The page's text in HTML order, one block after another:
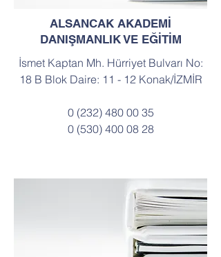
ALSANCAK AKADEMİ
DANIŞMANLIK VE EĞİTİM
İsmet Kaptan Mh. Hürriyet Bulvarı No:
18 B Blok Daire: 11 - 12 Konak/İZMİR
0 (232) 480 00 35
0 (530) 400 08 28